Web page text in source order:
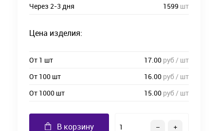
Через 2-3 дня
1599 шт
Цена изделия:
От 1 шт 17.00 руб / шт
От 100 шт
16.00 руб / шт
От 1000 шт
15.00 руб / шт
В корзину